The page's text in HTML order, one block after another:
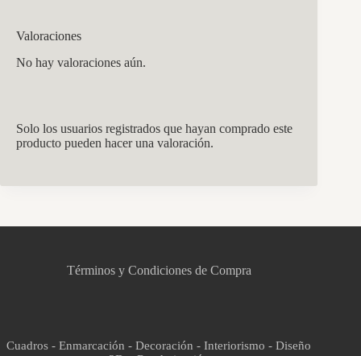
Valoraciones
No hay valoraciones aún.
Solo los usuarios registrados que hayan comprado este
producto pueden hacer una valoración.
Términos y Condiciones de Compra
Cuadros - Enmarcación - Decoración - Interiorismo - Diseño
Asistente virtual · En línea